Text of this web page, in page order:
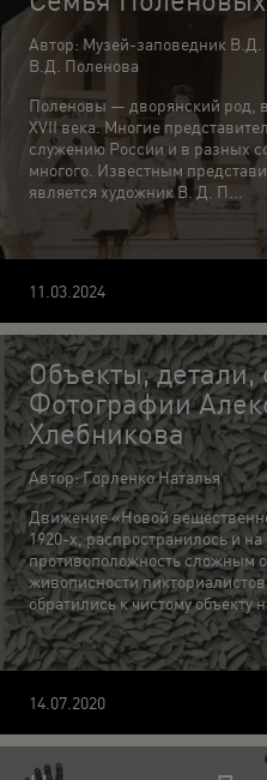
Автор: Музей-заповедник
В.Д. Поленова
Поленовы — дворянский род,
XVII века. Многие
служению России и в разных
многого. Известным
является художник В. Д. П...
11.03.2024
Объекты, детали,
Фотографии
Хлебникова
Автор: Горленко Наталья
Движение «Новой
1920-х, распространилось и
противоположность сложным
живописности
обратились к чистому объекту
14.07.2020